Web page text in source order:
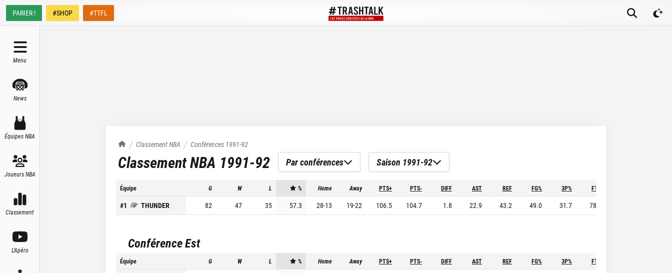
PARIER ! #SHOP #TTFL
Menu
News
Équipes NBA
Joueurs NBA
Classement
L'Apéro
TrashTalk Actu NBA
Classement NBA Conférences 1991-92
Classement NBA 1991-92 Par conférences Saison 1991-92
Équipe G W L % Home Away PTS+ PTS- DIFF AST REF FG% 3P% FT%
#1 THUNDER 82 47 35 57.3 28-13 19-22 106.5 104.7 1.8 22.9 43.2 49.0 31.7 78.3
Conférence Est
Équipe G W L % Home Away PTS+ PTS- DIFF AST REF FG% 3P% FT%